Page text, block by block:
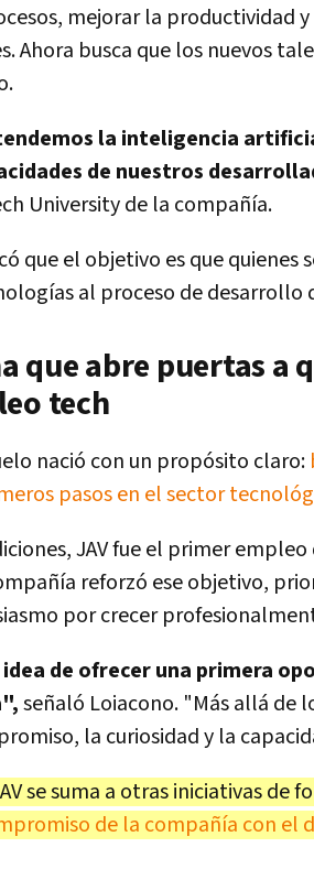
mejorar la productividad
Ahora busca que los nuevos
la inteligencia
de nuestros
University de la compañía.
que el objetivo es que quienes
al proceso de desarrollo
que abre puertas a
tech
nació con un propósito claro:
pasos en el sector
JAV fue el primer
reforzó ese objetivo,
por crecer
idea de ofrecer una primera
señaló Loiacono. "Más allá de
la curiosidad y la
se suma a otras iniciativas
de la compañía con